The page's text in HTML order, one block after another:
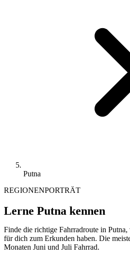
Putna
REGIONENPORTRÄT
Lerne Putna kennen
Finde die richtige Fahrradroute in
für dich zum Erkunden haben. Die
Monaten Juni und Juli Fahrrad.